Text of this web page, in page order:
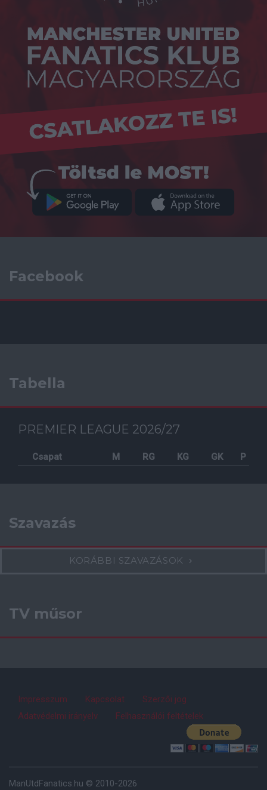
Facebook
Tabella
PREMIER LEAGUE 2026/27
Csapat M RG KG GK P
Szavazás
KORÁBBI SZAVAZÁSOK
TV műsor
Impresszum Kapcsolat
Szerzői jog
Adatvédelmi irányelv
Felhasználói feltételek
ManUtdFanatics.hu © 2010-2026